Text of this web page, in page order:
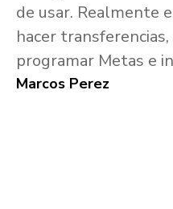
de usar. Realmente
hacer
programar Metas e
Marcos Perez